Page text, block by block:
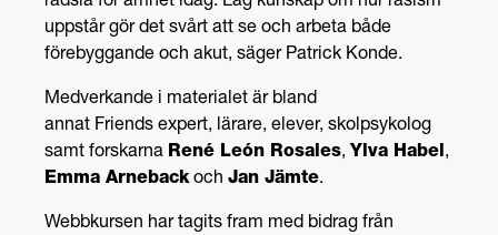
uppstår gör det svårt att se och arbeta både
förebyggande och akut, säger Patrick Konde.
Medverkande i materialet är bland
annat Friends expert, lärare, elever, skolpsykolog
samt forskarna René León Rosales, Ylva Habel,
Emma Arnebackoch Jan Jämte.
Webbkursen har tagits fram med bidrag från